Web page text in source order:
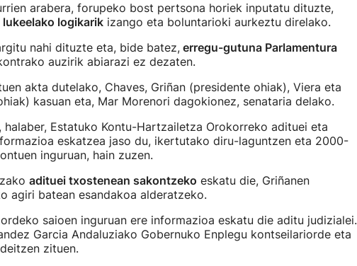
arabera, forupeko bost pertsona horiek inputatu dituzte,
logikarikizango eta boluntarioki aurkeztu direlako.
nahi dituzte eta, bide batez,erregu-gutuna Parlamentura
auzirik abiarazi ez dezaten.
akta dutelako, Chaves, Griñan (presidente ohiak), Viera eta
kasuan eta, Mar Morenori dagokionez, senataria delako.
halaber, Estatuko Kontu-Hartzailetza Orokorreko adituei eta
eskatzea jaso du, ikertutako diru-laguntzen eta 2000-
inguruan, hain zuzen.
adituei txostenean sakontzeko eskatu die, Griñanen
agiri batean esandakoa alderatzeko.
saioen inguruan ere informazioa eskatu die aditu judizialei.
Garcia Andaluziako Gobernuko Enplegu kontseilariorde eta
zituen.